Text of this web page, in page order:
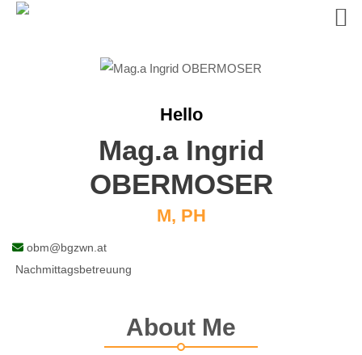
Hello
Mag.a Ingrid
OBERMOSER
M, PH
obm@bgzwn.at
Nachmittagsbetreuung
About Me